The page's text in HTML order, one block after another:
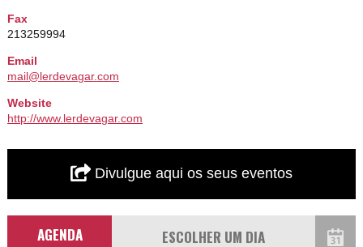
Fax
213259994
Email
mail@lerdevagar.com
Website
http://www.lerdevagar.com
Divulgue aqui os seus eventos
AGENDA